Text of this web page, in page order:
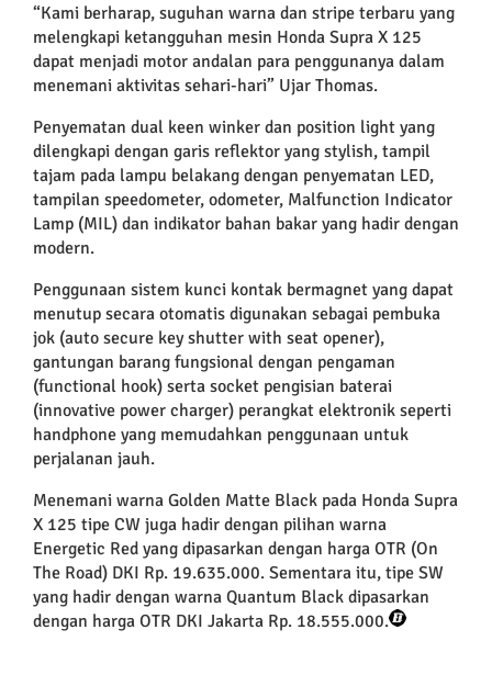
“Kami berharap, suguhan warna dan stripe terbaru yang
melengkapi ketangguhan mesin Honda Supra X 125
dapat menjadi motor andalan para penggunanya dalam
menemani aktivitas sehari-hari” Ujar Thomas.
Penyematan dual keen winker dan position light yang
dilengkapi dengan garis reflektor yang stylish, tampil
tajam pada lampu belakang dengan penyematan LED,
tampilan speedometer, odometer, Malfunction Indicator
Lamp (MIL) dan indikator bahan bakar yang hadir dengan
modern.
Penggunaan sistem kunci kontak bermagnet yang dapat
menutup secara otomatis digunakan sebagai pembuka
jok (auto secure key shutter with seat opener),
gantungan barang fungsional dengan pengaman
(functional hook) serta socket pengisian baterai
(innovative power charger) perangkat elektronik seperti
handphone yang memudahkan penggunaan untuk
perjalanan jauh.
Menemani warna Golden Matte Black pada Honda Supra
X 125 tipe CW juga hadir dengan pilihan warna
Energetic Red yang dipasarkan dengan harga OTR (On
The Road) DKI Rp. 19.635.000. Sementara itu, tipe SW
yang hadir dengan warna Quantum Black dipasarkan
dengan harga OTR DKI Jakarta Rp. 18.555.000.